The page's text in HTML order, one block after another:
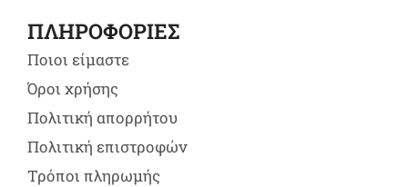
ΠΛΗΡΟΦΟΡΙΕΣ
Ποιοι είμαστε
Όροι χρήσης
Πολιτική απορρήτου
Πολιτική επιστροφών
Τρόποι πληρωμής